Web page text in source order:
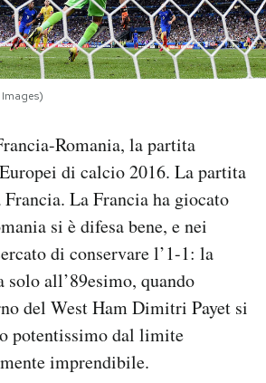
Romania, la partita
di calcio 2016. La partita
La Francia ha giocato
si è difesa bene, e nei
di conservare l’1-1: la
all’89esimo, quando
del West Ham Dimitri Payet si
potentissimo dal limite
imprendibile.